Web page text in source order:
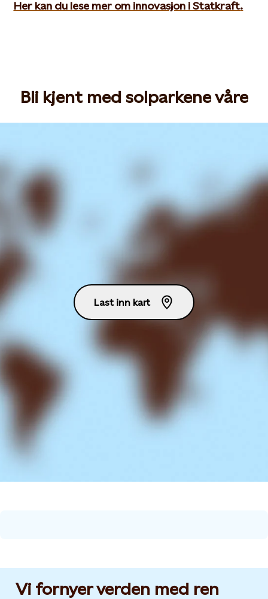
Her kan du lese mer om innovasjon i Statkraft.
Bli kjent med solparkene våre
Last inn kart
Vi fornyer verden med ren